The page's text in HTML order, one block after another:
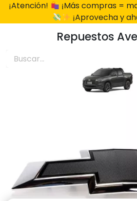
¡Atención!
¡Más compras =
¡Aprovecha y
Repuestos